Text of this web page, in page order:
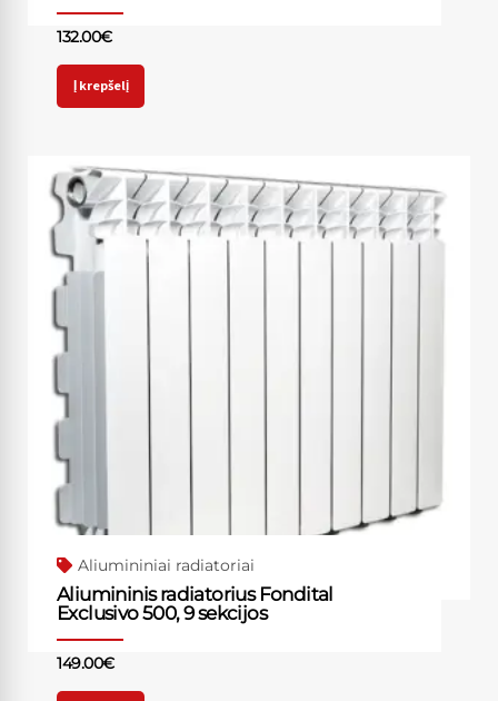
132.00€
Į krepšelį
Aliumininiai radiatoriai
Aliumininis radiatorius Fondital
Exclusivo 500, 9 sekcijos
149.00€